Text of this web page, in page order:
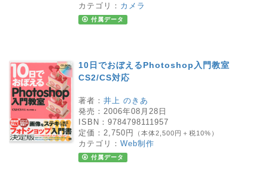
カテゴリ： カメラ
付属データ
10日でおぼえるPhotoshop入門教室
CS2/CS対応
著者： 井上 のきあ
発売： 2006年08月28日
ISBN： 9784798111957
定価： 2,750円 （本体2,500円＋税10%）
カテゴリ： Web制作
付属データ